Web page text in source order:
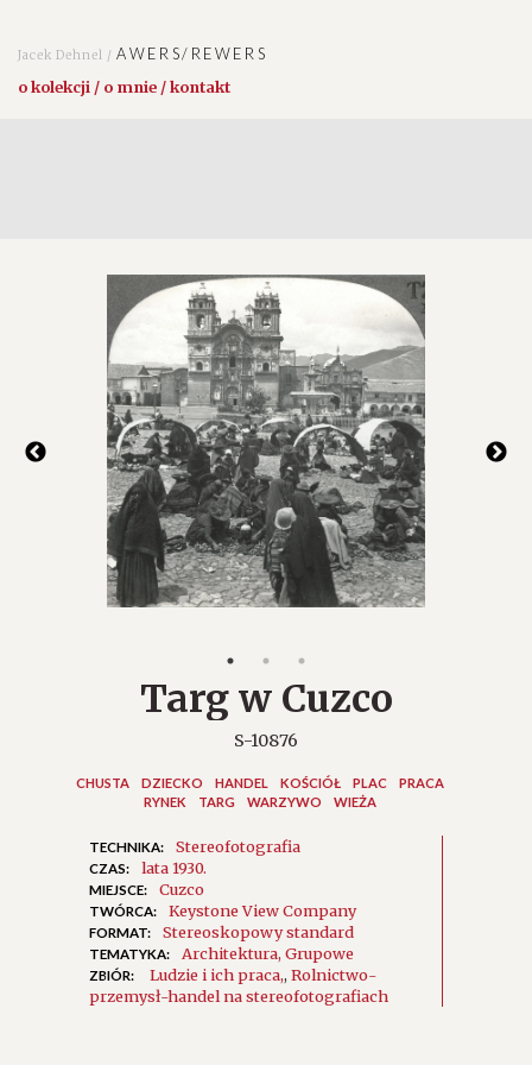
Jacek Dehnel /AWERS/REWERS
o kolekcji / o mnie / kontakt
Targ w Cuzco
S-10876
CHUSTA DZIECKO HANDEL KOŚCIÓŁ PLAC
PRACA
RYNEK
TARG WARZYWO WIEŻA
TECHNIKA: Stereofotografia
CZAS: lata 1930.
MIEJSCE: Cuzco
TWÓRCA: Keystone View Company
FORMAT: Stereoskopowy standard
TEMATYKA: Architektura Grupowe
ZBIÓR: Ludzie i ich praca,Rolnictwo-
przemysł-handel na stereofotografiach